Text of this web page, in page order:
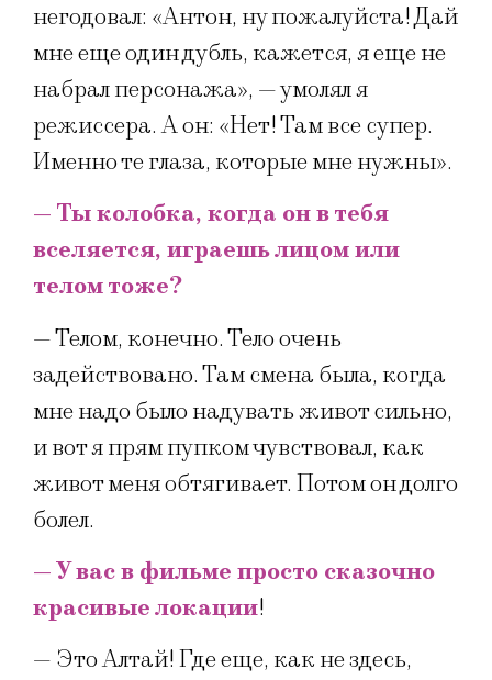
негодовал: «Антон, ну пожалуйста! Дай
мне еще один дубль, кажется, я еще не
набрал персонажа», — умолял я
режиссера. А он: «Нет! Там все супер.
Именно те глаза, которые мне нужны».
— Ты колобка, когда он в тебя
вселяется, играешь лицом или
телом тоже?
— Телом, конечно. Тело очень
задействовано. Там смена была, когда
мне надо было надувать живот сильно,
и вот я прям пупком чувствовал, как
живот меня обтягивает. Потом он долго
болел.
— У вас в фильме просто сказочно
красивые локации!
— Это Алтай! Где еще, как не здесь,